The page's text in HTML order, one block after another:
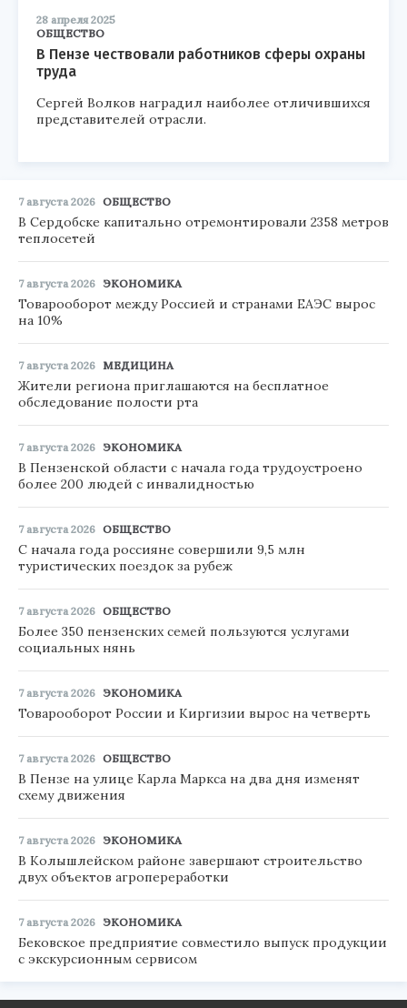
28 апреля 2025
ОБЩЕСТВО
В Пензе чествовали работников сферы охраны
труда
Сергей Волков наградил наиболее отличившихся
представителей отрасли.
7 августа 2026 ОБЩЕСТВО
В Сердобске капитально отремонтировали 2358 метров
теплосетей
7 августа 2026 ЭКОНОМИКА
Товарооборот между Россией и странами ЕАЭС вырос
на 10%
7 августа 2026 МЕДИЦИНА
Жители региона приглашаются на бесплатное
обследование полости рта
7 августа 2026 ЭКОНОМИКА
В Пензенской области с начала года трудоустроено
более 200 людей с инвалидностью
7 августа 2026 ОБЩЕСТВО
С начала года россияне совершили 9,5 млн
туристических поездок за рубеж
7 августа 2026 ОБЩЕСТВО
Более 350 пензенских семей пользуются услугами
социальных нянь
7 августа 2026 ЭКОНОМИКА
Товарооборот России и Киргизии вырос на четверть
7 августа 2026 ОБЩЕСТВО
В Пензе на улице Карла Маркса на два дня изменят
схему движения
7 августа 2026 ЭКОНОМИКА
В Колышлейском районе завершают строительство
двух объектов агропереработки
7 августа 2026 ЭКОНОМИКА
Бековское предприятие совместило выпуск продукции
с экскурсионным сервисом